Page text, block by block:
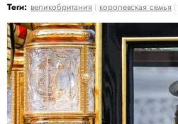
Теги: великобритания королевская семья